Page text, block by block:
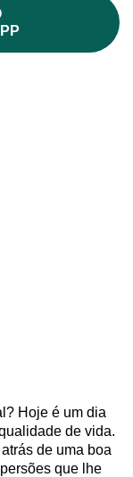
Hoje é um dia
de vida.
de uma boa
que lhe